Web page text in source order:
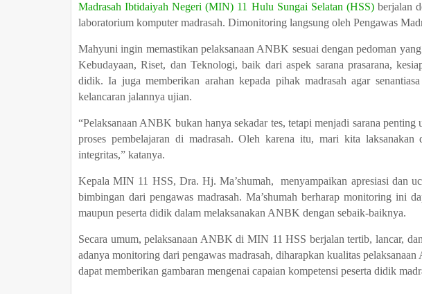
Madrasah Ibtidaiyah Negeri (MIN) 11 Hulu Sungai Selatan (HSS)berjalan
laboratorium komputer madrasah. Dimonitoring langsung oleh Pengawas
Mahyuni ingin memastikan pelaksanaan ANBK sesuai dengan pedoman
Kebudayaan, Riset, dan Teknologi, baik dari aspek sarana prasarana,
didik. Ia juga memberikan arahan kepada pihak madrasah agar
kelancaran jalannya ujian.
“Pelaksanaan ANBK bukan hanya sekadar tes, tetapi menjadi sarana
proses pembelajaran di madrasah. Oleh karena itu, mari kita laksanakan
integritas,” katanya.
Kepala MIN 11 HSS, Dra. Hj. Ma’shumah,
menyampaikan apresiasi dan
bimbingan dari pengawas madrasah. Ma’shumah berharap monitoring ini
maupun peserta didik dalam melaksanakan ANBK dengan sebaik-baiknya.
Secara umum, pelaksanaan ANBK di MIN 11 HSS berjalan tertib, lancar,
adanya monitoring dari pengawas madrasah, diharapkan kualitas
dapat memberikan gambaran mengenai capaian kompetensi peserta didik